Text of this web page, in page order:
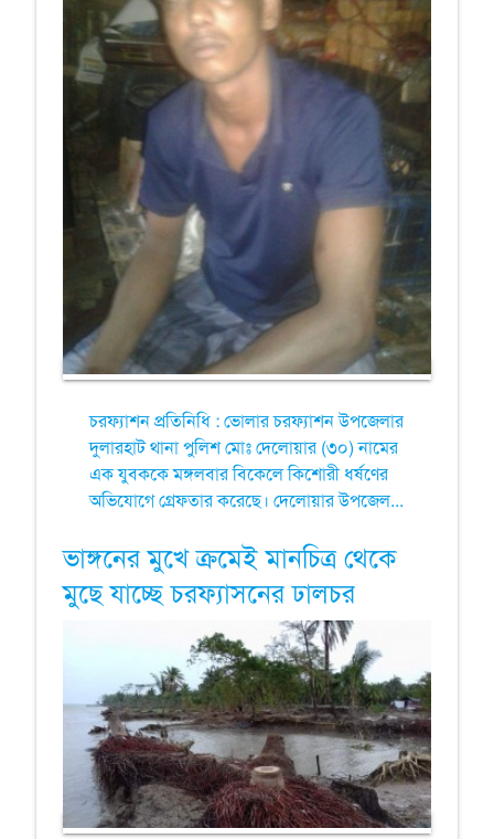
চরফ্যাশন প্রতিনিধি : ভোলার চরফ্যাশন উপজেলার
দুলারহাট থানা পুলিশ মোঃ দেলোয়ার (৩০) নামের
এক যুবককে মঙ্গলবার বিকেলে কিশোরী ধর্ষণের
অভিযোগে গ্রেফতার করেছে। দেলোয়ার উপজেল...
ভাঙ্গনের মুখে ক্রমেই মানচিত্র থেকে
মুছে যাচ্ছে চরফ্যাসনের ঢালচর